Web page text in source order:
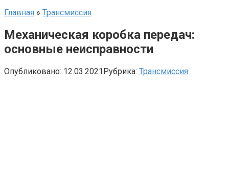
Главная » Трансмиссия
Механическая коробка передач:
основные неисправности
Опубликовано: 12.03.2021Рубрика: Трансмиссия